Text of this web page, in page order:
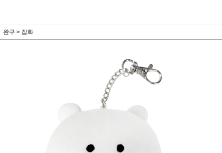
완구 > 잡화